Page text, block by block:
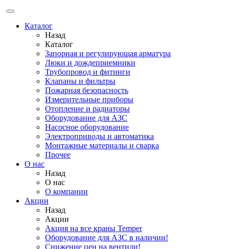
Каталог
Назад
Каталог
Запорная и регулирующая арматура
Люки и дождеприемники
Трубопровод и фитинги
Клапаны и фильтры
Пожарная безопасность
Измерительные приборы
Отопление и радиаторы
Оборудование для АЗС
Насосное оборудование
Электроприводы и автоматика
Монтажные материалы и сварка
Прочее
О нас
Назад
О нас
О компании
Акции
Назад
Акции
Акция на все краны Temper
Оборудование для АЗС в наличии!
Снижение цен на вентили!